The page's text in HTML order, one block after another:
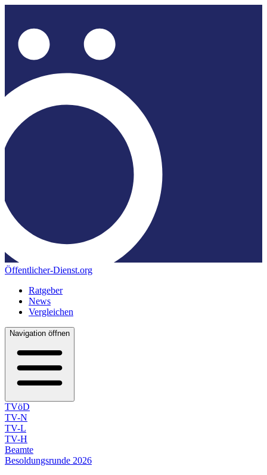
Öffentlicher-Dienst.org
Ratgeber
News
Vergleichen
Navigation öffnen
TVöD
TV-N
TV-L
TV-H
Beamte
Besoldungsrunde 2026